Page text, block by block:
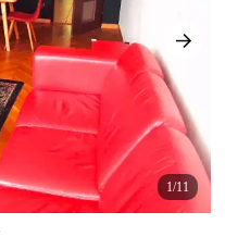
1/11